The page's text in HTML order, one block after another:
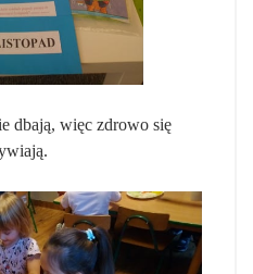
dbają, więc zdrowo się